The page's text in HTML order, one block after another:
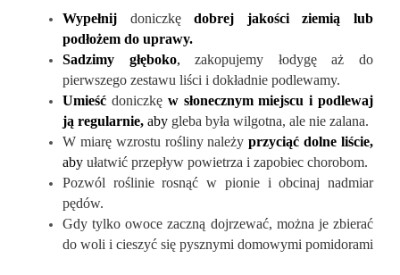
Wypełnij doniczkędobrej jakości ziemią lub
podłożem do uprawy.
Sadzimy głęboko,zakopujemy łodygę aż do
pierwszego zestawu liści i dokładnie podlewamy.
Umieść doniczkę w słonecznym miejscu i podlewaj
ją regularnie, aby gleba była wilgotna, ale nie zalana.
W miarę wzrostu rośliny należyprzyciąć dolne liście,
aby ułatwić przepływ powietrza i zapobiec chorobom.
Pozwól roślinie rosnąć w pionie i obcinaj nadmiar
pędów.
Gdy tylko owoce zaczną dojrzewać, można je zbierać
do woli i cieszyć się pysznymi domowymi pomidorami